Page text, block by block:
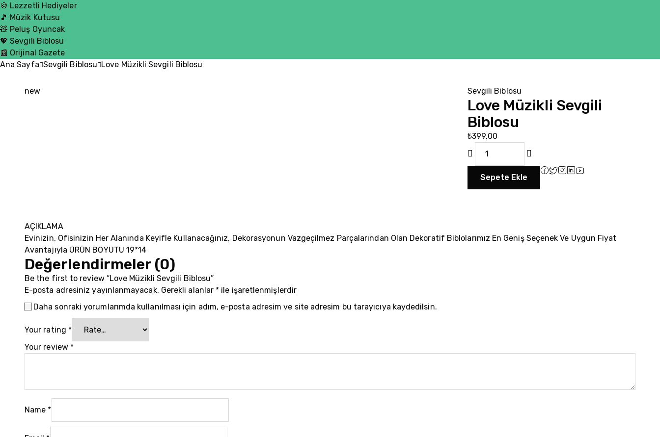
🍪 Lezzetli Hediyeler
🎵 Müzik Kutusu
🧸 Peluş Oyuncak
💖 Sevgili Biblosu
📰 Orijinal Gazete
Ana Sayfa Sevgili Biblosu Love Müzikli Sevgili Biblosu
new Sevgili Biblosu
Love Müzikli Sevgili
Biblosu
₺399,00
Sepete Ekle
AÇIKLAMA
Evinizin, Ofisinizin Her Alanında Keyifle Kullanacağınız, Dekorasyonun Vazgeçilmez Parçalarından Olan Dekoratif Biblolarımız En Geniş Seçenek Ve Uygun Fiyat
Avantajıyla ÜRÜN BOYUTU 19*14
Değerlendirmeler (0)
Be the first to review “Love Müzikli Sevgili Biblosu”
E-posta adresiniz yayınlanmayacak. Gerekli alanlar * ile işaretlenmişlerdir
Daha sonraki yorumlarımda kullanılması için adım, e-posta adresim ve site adresim bu tarayıcıya kaydedilsin.
Your rating *
Your review *
Name *